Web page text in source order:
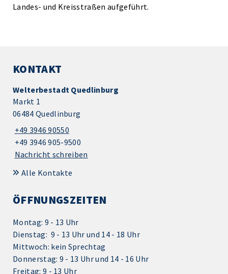
Landes- und Kreisstraßen aufgeführt.
KONTAKT
Welterbestadt Quedlinburg
Markt 1
06484 Quedlinburg
+49 3946 90550
+49 3946 905-9500
Nachricht schreiben
Alle Kontakte
ÖFFNUNGSZEITEN
Montag: 9 - 13 Uhr
Dienstag: 9 - 13 Uhr und 14 - 18 Uhr
Mittwoch: kein Sprechtag
Donnerstag: 9 - 13 Uhr und 14 - 16 Uhr
Freitag: 9 - 13 Uhr